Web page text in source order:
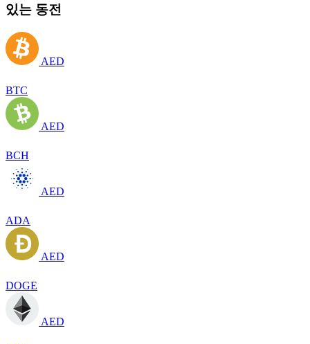
있는 동전
AED
BTC
AED
BCH
AED
ADA
AED
DOGE
AED